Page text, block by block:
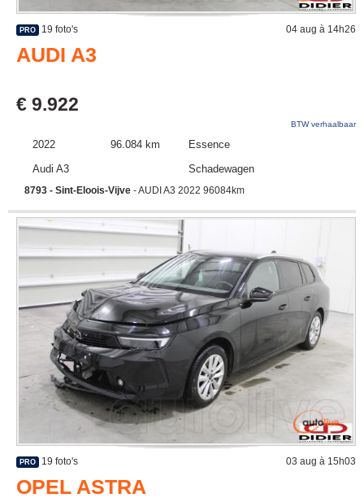
PRO 19 foto's 04 aug à 14h26
AUDI A3
€ 9.922
BTW verhaalbaar
2022 96.084 km
Essence
Audi A3
Schadewagen
8793 - Sint-Eloois-Vijve - AUDI A3 2022 96084km
PRO 19 foto's 03 aug à 15h03
OPEL ASTRA